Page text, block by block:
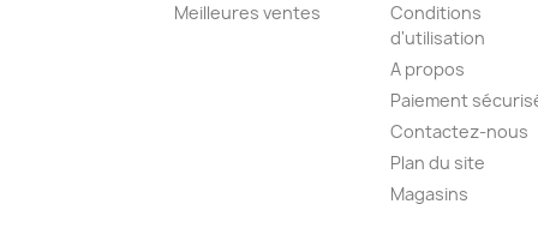
Meilleures ventes
Conditions
d'utilisation
A propos
Paiement
Contactez-nous
Plan du site
Magasins